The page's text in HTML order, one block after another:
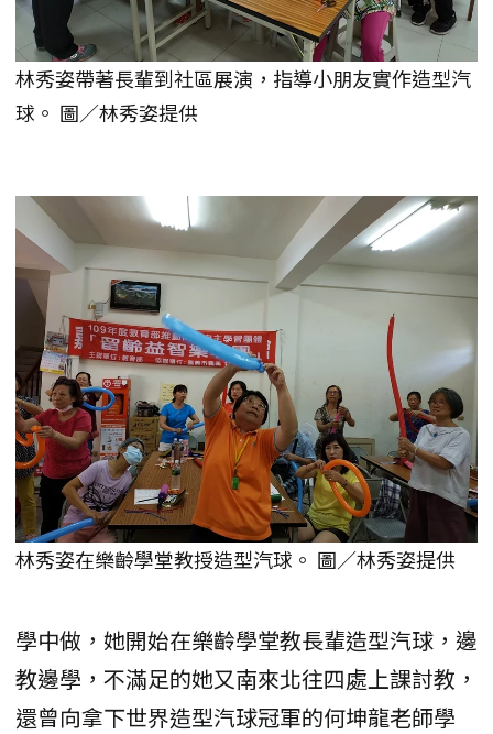
林秀姿帶著長輩到社區展演，指導小朋友實作造型汽
球。 圖／林秀姿提供
林秀姿在樂齡學堂教授造型汽球。 圖／林秀姿提供
學中做，她開始在樂齡學堂教長輩造型汽球，邊
教邊學，不滿足的她又南來北往四處上課討教，
還曾向拿下世界造型汽球冠軍的何坤龍老師學